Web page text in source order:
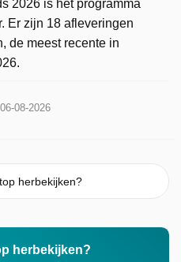
2026 is het programma
Er zijn 18 afleveringen
de meest recente in
06-08-2026
herbekijken?
herbekijken?